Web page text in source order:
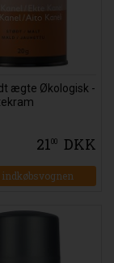
ægte Økologisk -
2100 DKK